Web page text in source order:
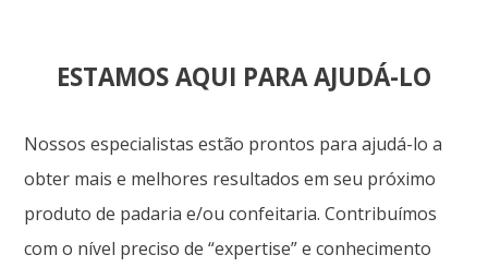
ESTAMOS AQUI PARA AJUDÁ-LO
Nossos especialistas estão prontos para ajudá-lo a
obter mais e melhores resultados em seu próximo
produto de padaria e/ou confeitaria. Contribuímos
com o nível preciso de “expertise” e conhecimento